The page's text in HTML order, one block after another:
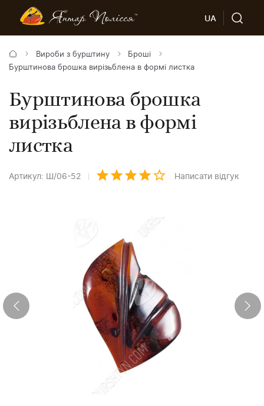
UA
Вироби з бурштину
Броші
Бурштинова брошка вирізьблена в формі листка
Бурштинова брошка
вирізьблена в формі
листка
Артикул: Ш/06-52 Написати відгук